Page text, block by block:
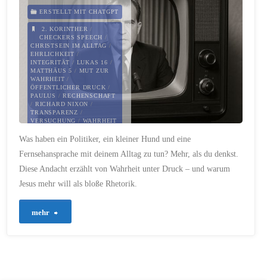
ERSTELLT MIT CHATGPT
2. KORINTHER /
CHECKERS SPEECH /
CHRISTSEIN IM ALLTAG /
EHRLICHKEIT /
INTEGRITÄT / LUKAS 16 /
MATTHÄUS 5 / MUT ZUR
WAHRHEIT /
ÖFFENTLICHER DRUCK /
PAULUS /RECHENSCHAFT
/ RICHARD NIXON /
TRANSPARENZ /
VERSUCHUNG / WAHRHEIT
23. SEPTEMBER 2025
Was haben ein Politiker, ein kleiner Hund und eine
Fernsehansprache mit deinem Alltag zu tun? Mehr, als du denkst.
Diese Andacht erzählt von Wahrheit unter Druck – und warum
Jesus mehr will als bloße Rhetorik.
mehr